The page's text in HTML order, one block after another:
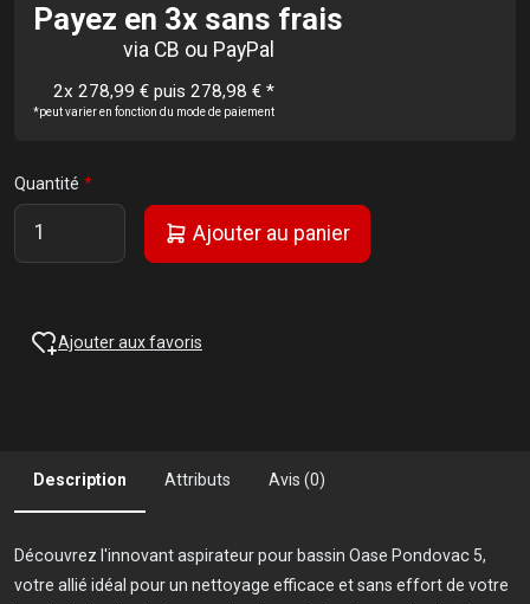
Payez en 3x sans frais
via CB ou PayPal
2x 278,99 € puis 278,98 € *
*peut varier en fonction du mode de paiement
Quantité
Ajouter au panier
Ajouter aux favoris
Description Attributs Avis (0)
Découvrez l'innovant aspirateur pour bassin Oase Pondovac 5,
votre allié idéal pour un nettoyage efficace et sans effort de votre